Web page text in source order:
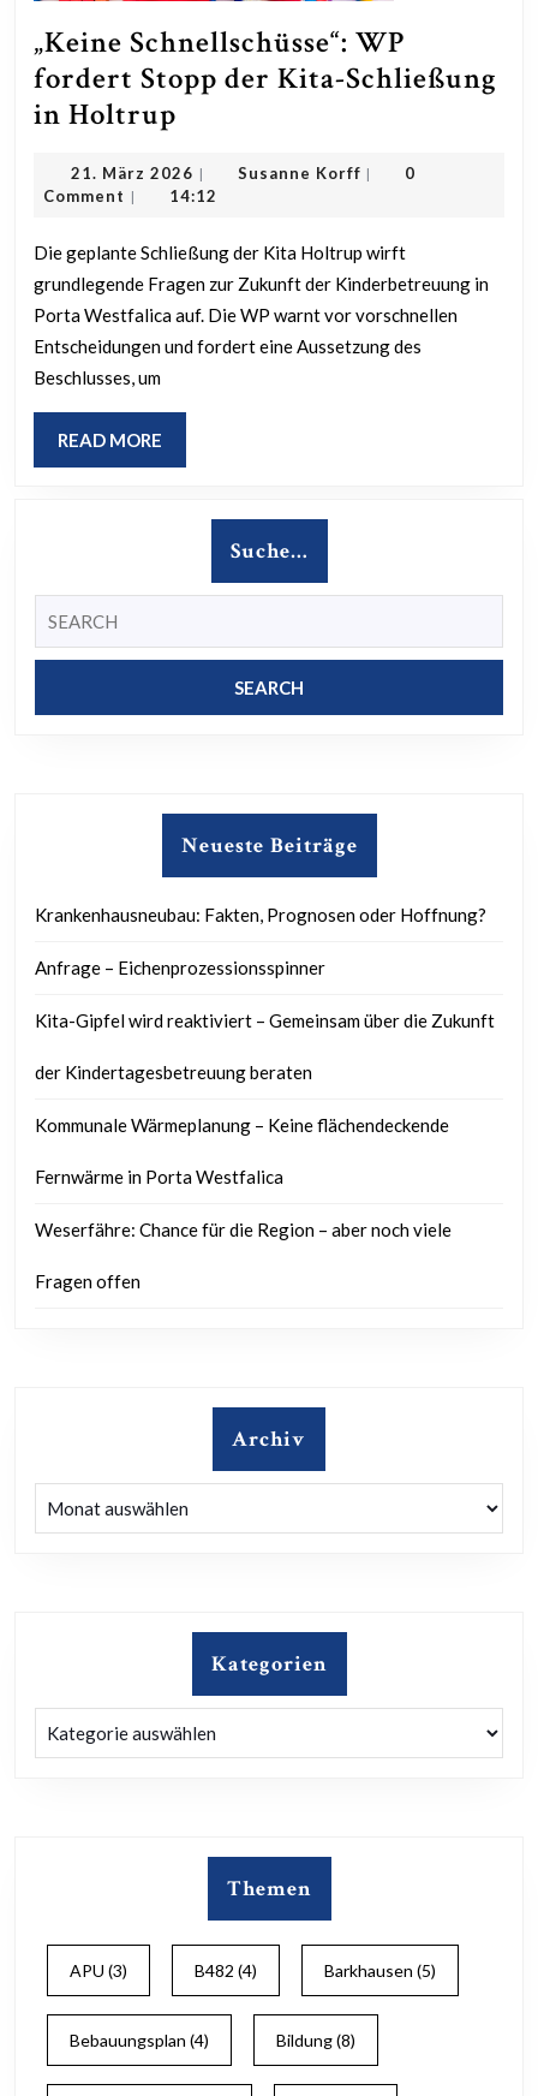
„Keine Schnellschüsse“: WP
fordert Stopp der Kita-Schließung
in Holtrup
WP
Stopp
der
Kita-
Schließung
in
21. März 2026 21.
März
| Susanne KorffSusanne
|
0
Comment | 14:12
Die geplante Schließung der Kita Holtrup wirft
grundlegende Fragen zur Zukunft der Kinderbetreuung in
Porta Westfalica auf. Die WP warnt vor vorschnellen
Entscheidungen und fordert eine Aussetzung des
Beschlusses, um
READ MORE
MORE
Suche…
for:
Neueste Beiträge
Krankenhausneubau: Fakten, Prognosen oder Hoffnung?
Anfrage – Eichenprozessionsspinner
Kita-Gipfel wird reaktiviert – Gemeinsam über die Zukunft
der Kindertagesbetreuung beraten
Kommunale Wärmeplanung – Keine flächendeckende
Fernwärme in Porta Westfalica
Weserfähre: Chance für die Region – aber noch viele
Fragen offen
Archiv
Kategorien
Themen
APU (3) B482 (4) Barkhausen (5)
Bebauungsplan (4) Bildung(8)